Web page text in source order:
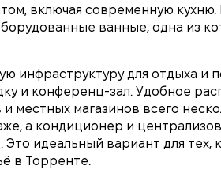
включая современную
ванные, одна из
инфраструктуру для отдыха
и конференц-зал. Удобное
местных магазинов всего
а кондиционер и
идеальный вариант для тех,
в Торренте.